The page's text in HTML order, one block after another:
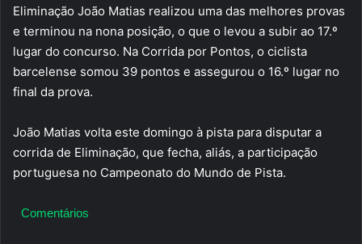
Eliminação João Matias realizou uma das melhores provas
e terminou na nona posição, o que o levou a subir ao 17.º
lugar do concurso. Na Corrida por Pontos, o ciclista
barcelense somou 39 pontos e assegurou o 16.º lugar no
final da prova.
João Matias volta este domingo à pista para disputar a
corrida de Eliminação, que fecha, aliás, a participação
portuguesa no Campeonato do Mundo de Pista.
Comentários